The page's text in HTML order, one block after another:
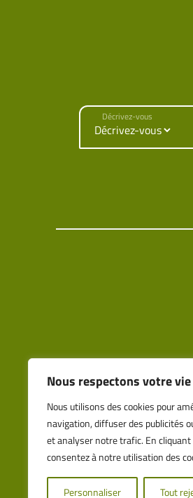
Nous respectons votre
Nous utilisons des cookies pour
navigation, diffuser des publicités
et analyser notre trafic. En cliquant
consentez à notre utilisation des
Personnaliser Tout
Décrivez-vous